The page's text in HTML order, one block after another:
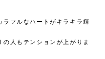
フルなハートがキラキラ輝
人もテンションが上がりま